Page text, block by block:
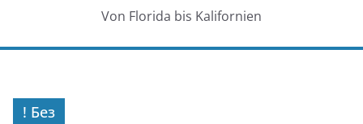
Von Florida bis Kalifornien
! Без